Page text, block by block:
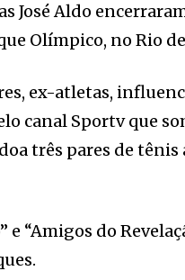
José Aldo
Olímpico, no Rio
ex-atletas,
canal Sportv que
três pares de tênis
“Amigos do